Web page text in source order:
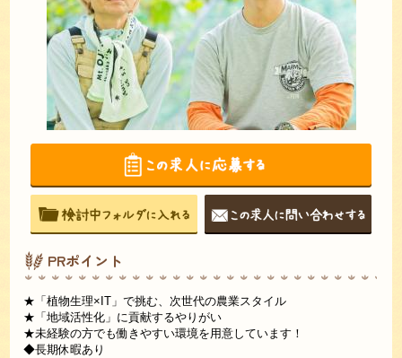
PRポイント
★「植物生理×IT」で挑む、次世代の農業スタイル
★「地域活性化」に貢献するやりがい
★未経験の方でも働きやすい環境を用意しています！
◆長期休暇あり